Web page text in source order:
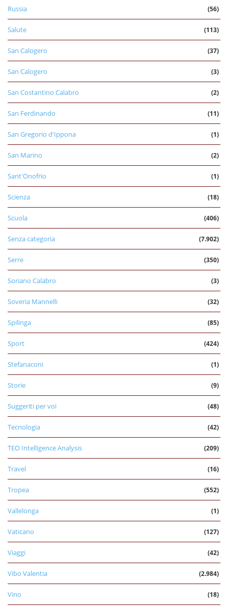
Russia (56)
Salute (113)
San Calogero (37)
San Calogero (3)
San Costantino Calabro (2)
San Ferdinando (11)
San Gregorio d'Ippona (1)
San Marino (2)
Sant'Onofrio (1)
Scienza (18)
Scuola (406)
Senza categoria (7.902)
Serre (350)
Soriano Calabro (3)
Soveria Mannelli (32)
Spilinga (85)
Sport (424)
Stefanaconi (1)
Storie (9)
Suggeriti per voi (48)
Tecnologia (42)
TEO Intelligence Analysis (209)
Travel (16)
Tropea (552)
Vallelonga (1)
Vaticano (127)
Viaggi (42)
Vibo Valentia (2.984)
Vino (18)